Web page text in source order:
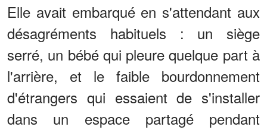
Elle avait embarqué en s'attendant aux
désagréments habituels : un siège
serré, un bébé qui pleure quelque part à
l'arrière, et le faible bourdonnement
d'étrangers qui essaient de s'installer
dans un espace partagé pendant